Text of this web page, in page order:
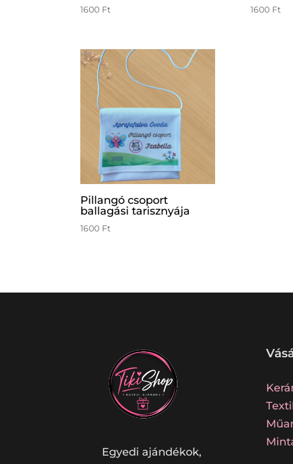
1600 Ft 1600 Ft
Pillangó csoport
ballagási tarisznyája
1600 Ft
Egyedi ajándékok,